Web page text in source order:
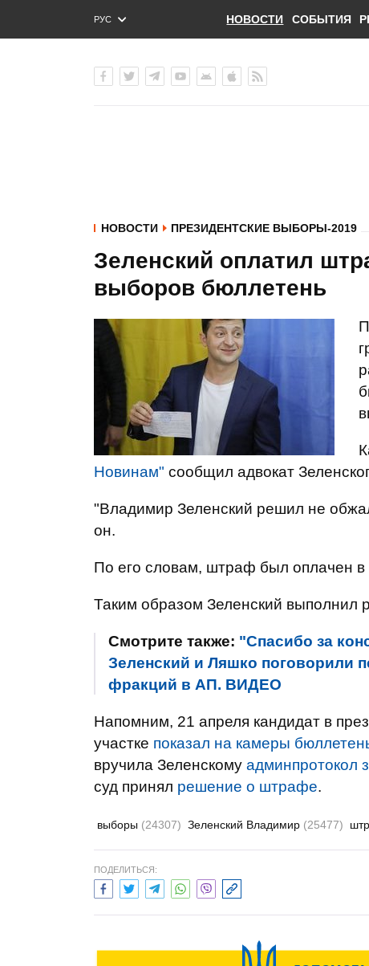
РУС
ENG
НОВОСТИ СОБЫТИЯ
НОВОСТИ ПРЕЗИДЕНТСКИЕ ВЫБОРЫ-2019
Зеленский оплатил
выборов бюллетень
Новинам" сообщил адвокат
"Владимир Зеленский решил не
он.
По его словам, штраф был оплачен
Таким образом Зеленский выполнил
Смотрите также: "Спасибо за
Зеленский и Ляшко поговорили
фракций в АП. ВИДЕО
Напомним, 21 апреля кандидат в
участке показал на камеры
вручила Зеленскому админпротокол
суд принял решение о штрафе.
выборы (24307) Зеленский Владимир (25477)
ПОДЕЛИТЬСЯ: